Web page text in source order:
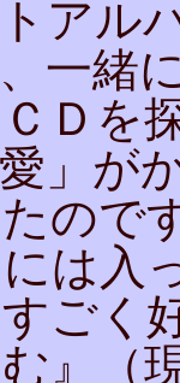
アル
一緒
Ｄを
」が
ので
は入
ごく
』（